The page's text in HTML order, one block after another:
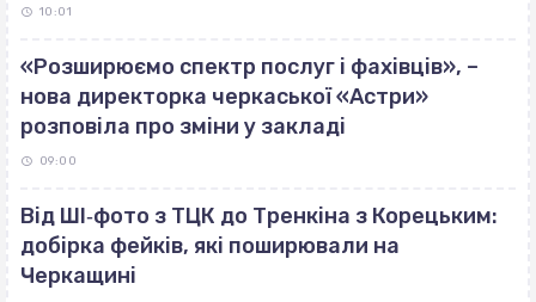
10:01
«Розширюємо спектр послуг і фахівців», –
нова директорка черкаської «Астри»
розповіла про зміни у закладі
09:00
Від ШІ‐фото з ТЦК до Тренкіна з Корецьким:
добірка фейків, які поширювали на
Черкащині